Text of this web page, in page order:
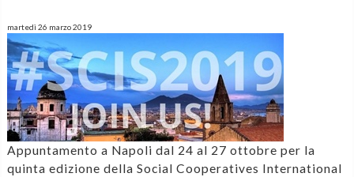
martedì 26 marzo 2019
Appuntamento a Napoli dal 24 al 27 ottobre per la
quinta edizione della Social Cooperatives International